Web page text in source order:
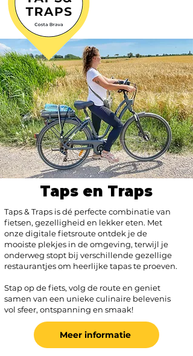
Taps en Traps
Taps & Traps is dé perfecte combinatie van
fietsen, gezelligheid en lekker eten. Met
onze digitale fietsroute ontdek je de
mooiste plekjes in de omgeving, terwijl je
onderweg stopt bij verschillende gezellige
restaurantjes om heerlijke tapas te proeven.
Stap op de fiets, volg de route en geniet
samen van een unieke culinaire belevenis
vol sfeer, ontspanning en smaak!
Meer informatie